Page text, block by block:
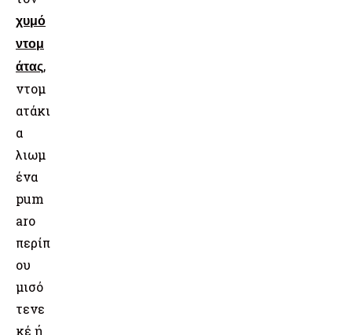
χυμό
ντομ
άτας,
ντομ
ατάκι
α
λιωμ
ένα
pum
aro
περίπ
ου
μισό
τενε
κέ ή